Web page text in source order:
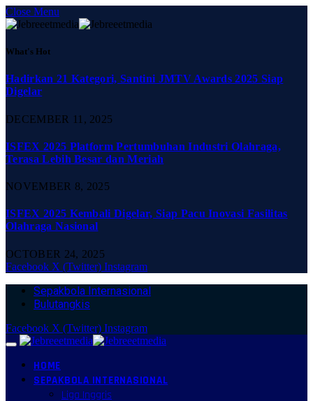
Close Menu
What's Hot
Hadirkan 21 Kategori, Santini JMTV Awards 2025 Siap
Digelar
DECEMBER 11, 2025
ISFEX 2025 Platform Pertumbuhan Industri Olahraga,
Terasa Lebih Besar dan Meriah
NOVEMBER 8, 2025
ISFEX 2025 Kembali Digelar, Siap Pacu Inovasi Fasilitas
Olahraga Nasional
OCTOBER 24, 2025
Facebook X (Twitter) Instagram
Sepakbola Internasional
Bulutangkis
Facebook X (Twitter) Instagram
HOME
SEPAKBOLA INTERNASIONAL
Liga Inggris